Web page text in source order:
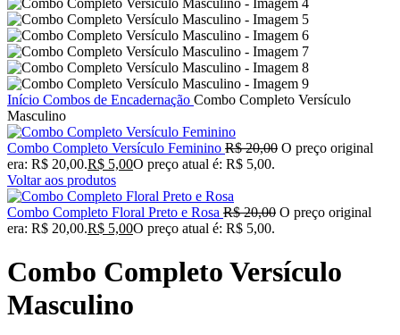
Início Combos de Encadernação Combo Completo Versículo
Masculino
Combo Completo Versículo Feminino R$20,00 O preço original
era: R$ 20,00.R$ 5,00O preço atual é: R$ 5,00.
Voltar aos produtos
Combo Completo Floral Preto e Rosa R$20,00 O preço original
era: R$ 20,00.R$ 5,00O preço atual é: R$ 5,00.
Combo Completo Versículo
Masculino